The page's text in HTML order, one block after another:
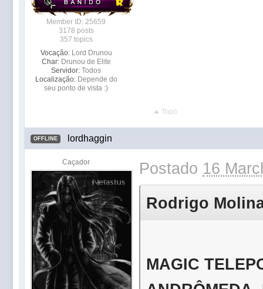
Member ID: 25659
3178 posts
357 topics
Vocação: Lord Drunou
Char: Drunou de Elite
Servidor: Todos
Localização: Depende do
seu ponto de vista :)
Topo
OFFLINE lordhaggin
Caçador Postado 16
Rodrigo
MAGIC